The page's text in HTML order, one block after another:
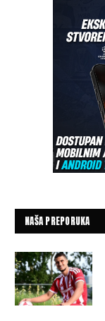
NAŠA PREPORUKA